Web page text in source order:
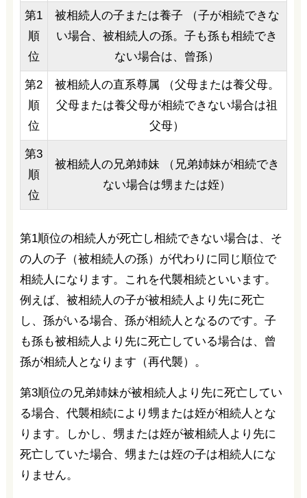
第1
順
位
被相続人の子または養子 （子が相続できな
い場合、被相続人の孫。子も孫も相続でき
ない場合は、曾孫）
第2
順
位
被相続人の直系尊属 （父母または養父母。
父母または養父母が相続できない場合は祖
父母）
第3
順
位
被相続人の兄弟姉妹 （兄弟姉妹が相続でき
ない場合は甥または姪）
第1順位の相続人が死亡し相続できない場合は、そ
の人の子（被相続人の孫）が代わりに同じ順位で
相続人になります。これを代襲相続といいます。
例えば、被相続人の子が被相続人より先に死亡
し、孫がいる場合、孫が相続人となるのです。子
も孫も被相続人より先に死亡している場合は、曾
孫が相続人となります（再代襲）。
第3順位の兄弟姉妹が被相続人より先に死亡してい
る場合、代襲相続により甥または姪が相続人とな
ります。しかし、甥または姪が被相続人より先に
死亡していた場合、甥または姪の子は相続人にな
りません。